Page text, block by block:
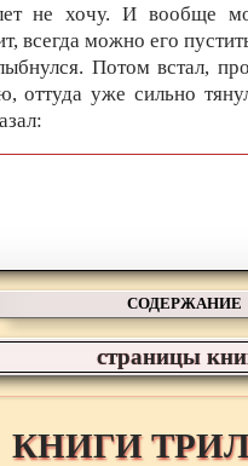
не хочу. И вообще
всегда можно его
Потом встал,
оттуда уже сильно
СОДЕРЖАНИЕ
страницы
КНИГИ